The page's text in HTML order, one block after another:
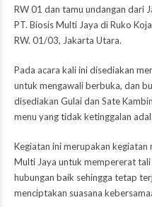
RW 01 dan tamu undangan dari
PT. Biosis Multi Jaya di Ruko
RW. 01/03, Jakarta Utara.
Pada acara kali ini disediakan
untuk mengawali berbuka, dan
disediakan Gulai dan Sate
menu yang tidak ketinggalan
Kegiatan ini merupakan kegiatan
Multi Jaya untuk mempererat
hubungan baik sehingga tetap
menciptakan suasana